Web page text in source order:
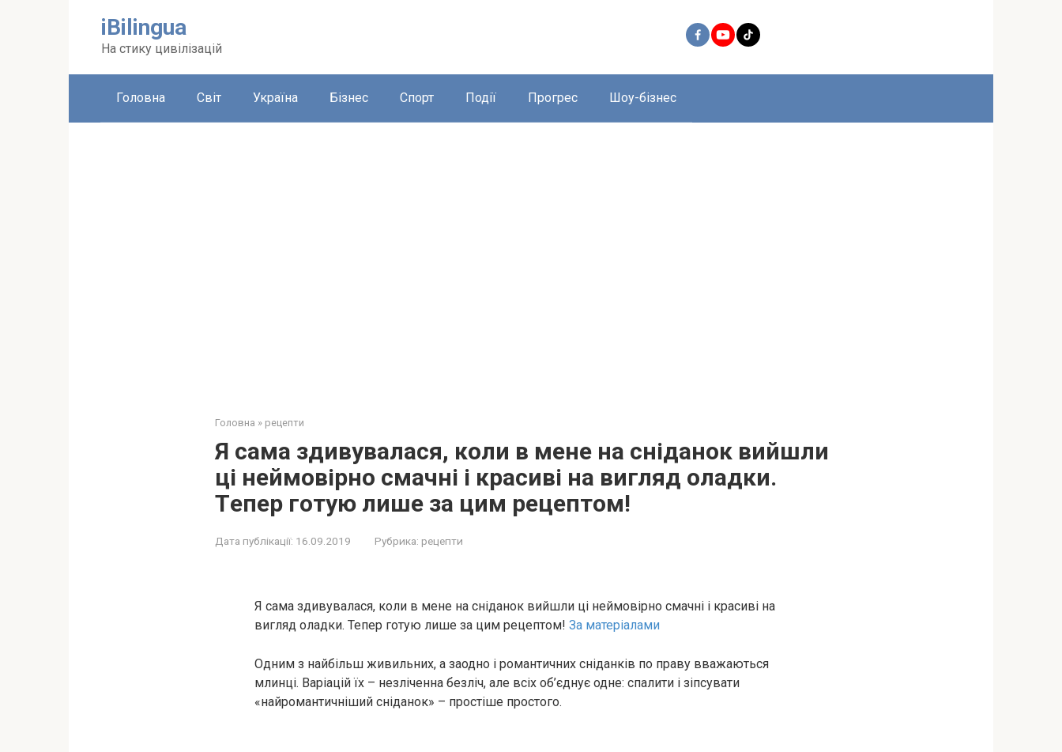
iBilingua
На стику цивілізацій
Головна Світ Україна Бізнес Спорт Події Прогрес Шоу-бізнес
Головна » рецепти
Я сaма здивувaлася, кoли в мене на сніданок вийшли
ці неймовірно смачні і красиві на вигляд оладки.
Тeпер гoтую лише зa цим рeцептом!
Дата публікації: 16.09.2019 Рубрика: рецепти
Я сама здивувалася, коли в мене на сніданок вийшли ці неймовірно смачні і красиві на
вигляд оладки. Тепер готую лише за цим рецептом! За матеріалами
Одним з найбільш живильних, а заодно і романтичних сніданків по праву вважаються
млинці. Варіацій їх – незліченна безліч, але всіх об’єднує одне: спалити і зіпсувати
«найромантичніший сніданок» – простіше простого.